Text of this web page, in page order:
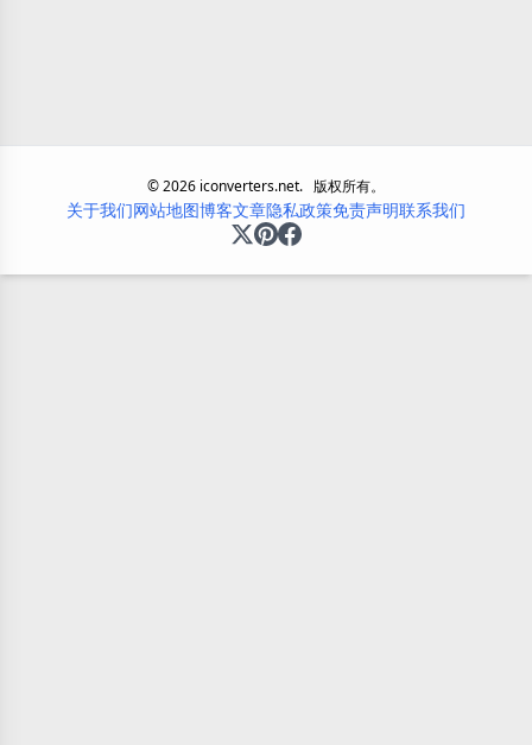
©2026 iconverters.net. 版权所有。
关于我们网站地图博客文章隐私政策免责声明联系我们